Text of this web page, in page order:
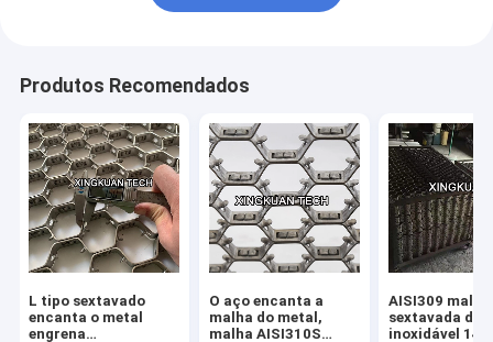
Produtos Recomendados
L tipo sextavado
encanta o metal
engrena
O aço encanta a
malha do metal,
malha AISI310S
AISI309 malha
sextavada de
inoxidável